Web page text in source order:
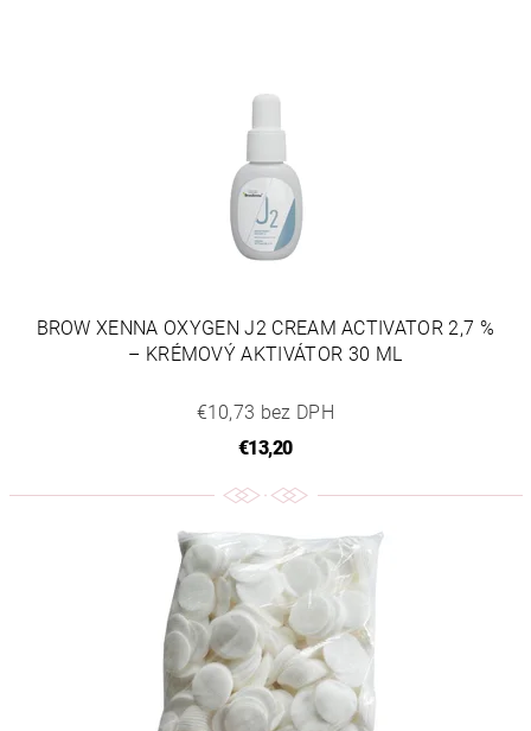
BROW XENNA OXYGEN J2 CREAM ACTIVATOR 2,7 %
– KRÉMOVÝ AKTIVÁTOR 30 ML
€10,73 bez DPH
€13,20